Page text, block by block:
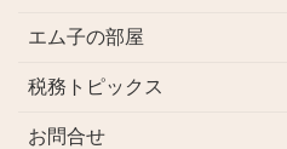
エム子の部屋
税務トピックス
お問合せ